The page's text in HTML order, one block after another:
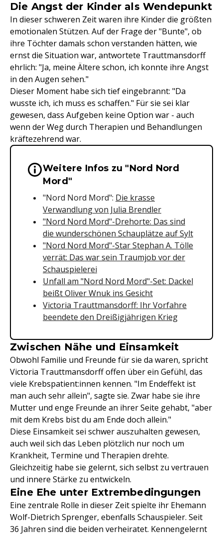
Die Angst der Kinder als Wendepunkt
In dieser schweren Zeit waren ihre Kinder die größten
emotionalen Stützen. Auf der Frage der "Bunte", ob
ihre Töchter damals schon verstanden hätten, wie
ernst die Situation war, antwortete Trauttmansdorff
ehrlich: "Ja, meine Ältere schon, ich konnte ihre Angst
in den Augen sehen."
Dieser Moment habe sich tief eingebrannt: "Da
wusste ich, ich muss es schaffen." Für sie sei klar
gewesen, dass Aufgeben keine Option war - auch
wenn der Weg durch Therapien und Behandlungen
kräftezehrend war.
Wichtige Hinweise &
Weitere Infos zu "Nord Nord
Mord"
"Nord Nord Mord": Die krasse
Verwandlung von Julia Brendler
"Nord Nord Mord"-Drehorte: Das sind
die wunderschönen Schauplätze auf Sylt
"Nord Nord Mord"-Star Stephan A. Tölle
verrät: Das war sein Traumjob vor der
Schauspielerei
Unfall am "Nord Nord Mord"-Set: Dackel
beißt Oliver Wnuk ins Gesicht
Victoria Trauttmansdorff: Ihr Vorfahre
beendete den Dreißigjährigen Krieg
Zwischen Nähe und Einsamkeit
Obwohl Familie und Freunde für sie da waren, spricht
Victoria Trauttmansdorff offen über ein Gefühl, das
viele Krebspatient:innen kennen. "Im Endeffekt ist
man auch sehr allein", sagte sie. Zwar habe sie ihre
Mutter und enge Freunde an ihrer Seite gehabt, "aber
mit dem Krebs bist du am Ende doch allein."
Diese Einsamkeit sei schwer auszuhalten gewesen,
auch weil sich das Leben plötzlich nur noch um
Krankheit, Termine und Therapien drehte.
Gleichzeitig habe sie gelernt, sich selbst zu vertrauen
und innere Stärke zu entwickeln.
Eine Ehe unter Extrembedingungen
Eine zentrale Rolle in dieser Zeit spielte ihr Ehemann
Wolf-Dietrich Sprenger, ebenfalls Schauspieler. Seit
36 Jahren sind die beiden verheiratet. Kennengelernt